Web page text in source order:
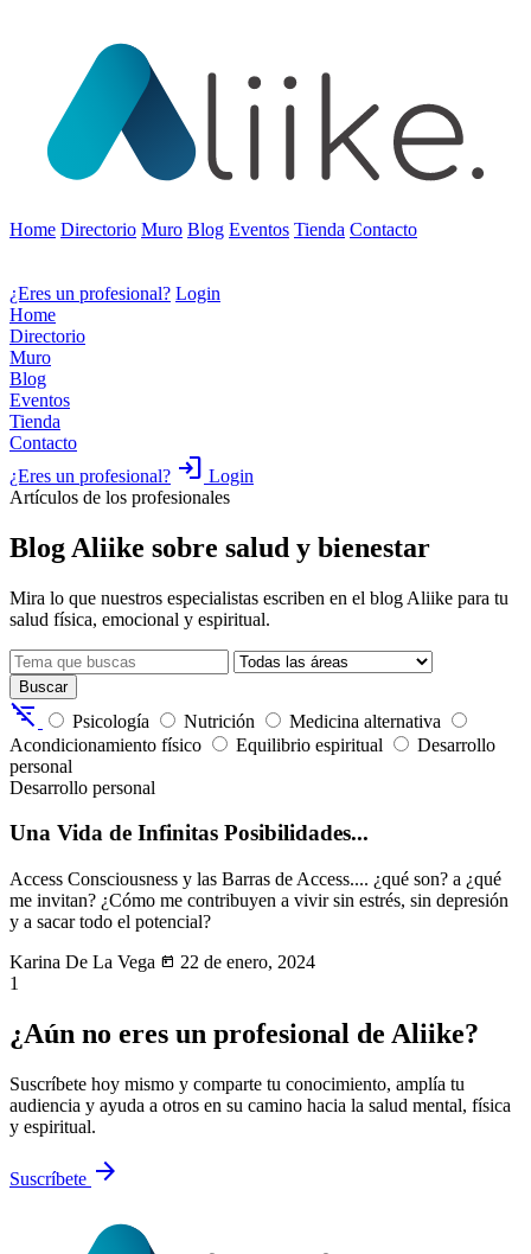
Home Directorio Muro Blog Eventos Tienda Contacto
¿Eres un profesional? Login
Home
Directorio
Muro
Blog
Eventos
Tienda
Contacto
¿Eres un profesional? login Login
Artículos de los profesionales
Blog Aliike sobre salud y bienestar
Mira lo que nuestros especialistas escriben en el blog Aliike para tu
salud física, emocional y espiritual.
Buscar
filter_list_off Psicología Nutrición
Medicina alternativa
Acondicionamiento físico
Equilibrio espiritual
Desarrollo
personal
Desarrollo personal
Una Vida de Infinitas Posibilidades...
Access Consciousness y las Barras de Access.... ¿qué son? a ¿qué
me invitan? ¿Cómo me contribuyen a vivir sin estrés, sin depresión
y a sacar todo el potencial?
Karina De La Vega today 22 de enero, 2024
1
¿Aún no eres un profesional de Aliike?
Suscríbete hoy mismo y comparte tu conocimiento, amplía tu
audiencia y ayuda a otros en su camino hacia la salud mental, física
y espiritual.
Suscríbete arrow_forward